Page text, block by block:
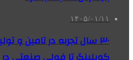
۱۴۰۵/۰۱/۱۱
۳۰ سال تجربه در تامین و